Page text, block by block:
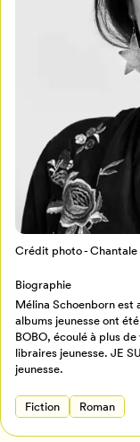
Programmation
Billetterie
Retour à l’accueil
Crédit photo - Chantale
Biographie
Mélina Schoenborn
albums jeunesse ont
BOBO, écoulé à plus
libraires jeunesse. JE
jeunesse.
Fiction Roman
Pour